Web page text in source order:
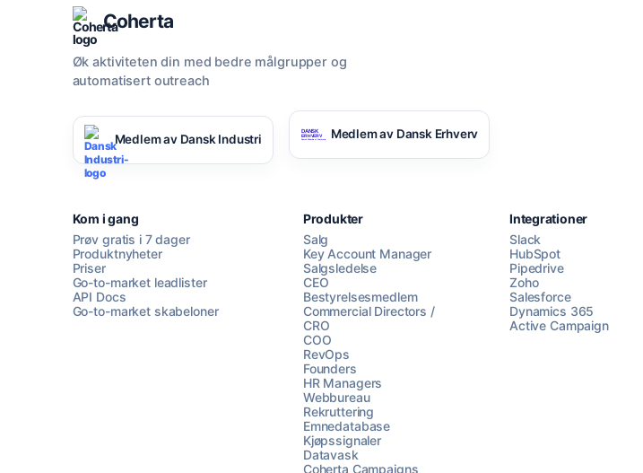
Coherta
Øk aktiviteten din med bedre målgrupper og
automatisert outreach
Medlem av Dansk Industri Medlem av Dansk Erhverv
Kom i gang
Prøv gratis i 7 dager
Produktnyheter
Priser
Go-to-market leadlister
API Docs
Go-to-market skabeloner
Produkter
Salg
Key Account Manager
Salgsledelse
CEO
Bestyrelsesmedlem
Commercial Directors /
CRO
COO
RevOps
Founders
HR Managers
Webbureau
Rekruttering
Emnedatabase
Kjøpssignaler
Datavask
Coherta Campaigns
Integrationer
Slack
HubSpot
Pipedrive
Zoho
Salesforce
Dynamics 365
Active Campaign